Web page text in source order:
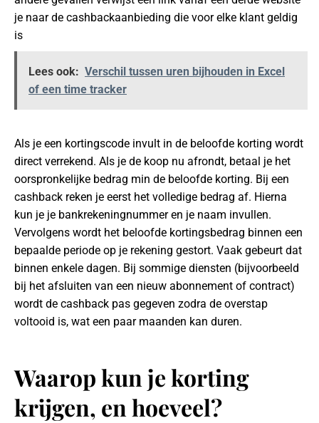
je naar de cashbackaanbieding die voor elke klant geldig
is
Lees ook: Verschil tussen uren bijhouden in Excel
of een time tracker
Als je een kortingscode invult in de beloofde korting wordt
direct verrekend. Als je de koop nu afrondt, betaal je het
oorspronkelijke bedrag min de beloofde korting. Bij een
cashback reken je eerst het volledige bedrag af. Hierna
kun je je bankrekeningnummer en je naam invullen.
Vervolgens wordt het beloofde kortingsbedrag binnen een
bepaalde periode op je rekening gestort. Vaak gebeurt dat
binnen enkele dagen. Bij sommige diensten (bijvoorbeeld
bij het afsluiten van een nieuw abonnement of contract)
wordt de cashback pas gegeven zodra de overstap
voltooid is, wat een paar maanden kan duren.
Waarop kun je korting
krijgen, en hoeveel?